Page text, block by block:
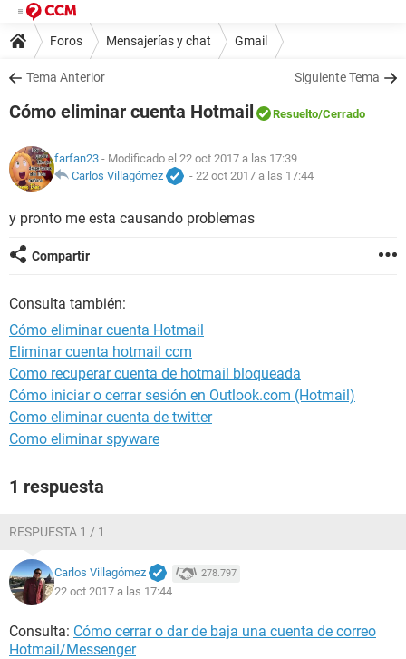
Foros Mensajerías y chat Gmail
Tema Anterior Siguiente Tema
Cómo eliminar cuenta Hotmail Resuelto/Cerrado
farfan23 - Modificado el 22 oct 2017 a las 17:39
Carlos Villagómez
- 22 oct 2017 a las 17:44
y pronto me esta causando problemas
Compartir
Consulta también:
Cómo eliminar cuenta Hotmail
Eliminar cuenta hotmail ccm
Como recuperar cuenta de hotmail bloqueada
Cómo iniciar o cerrar sesión en Outlook.com (Hotmail)
Como eliminar cuenta de twitter
Como eliminar spyware
1 respuesta
RESPUESTA 1 / 1
Carlos Villagómez 278.797
22 oct 2017 a las 17:44
Consulta: Cómo cerrar o dar de baja una cuenta de correo
Hotmail/Messenger